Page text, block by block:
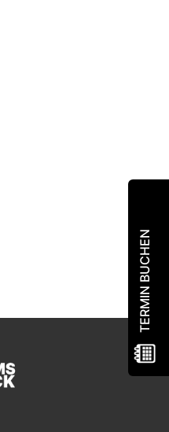
TERMIN BUCHEN